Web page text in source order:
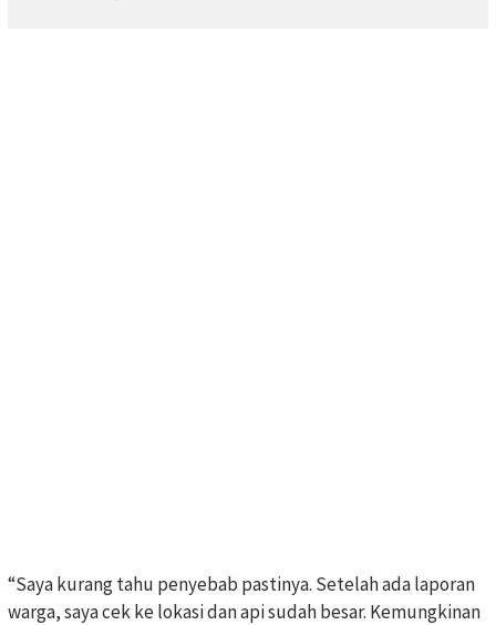
“Saya kurang tahu penyebab pastinya. Setelah ada laporan
warga, saya cek ke lokasi dan api sudah besar. Kemungkinan